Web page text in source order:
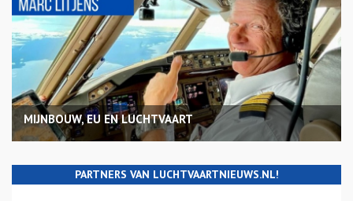
MIJNBOUW, EU EN LUCHTVAART
PARTNERS VAN LUCHTVAARTNIEUWS.NL!